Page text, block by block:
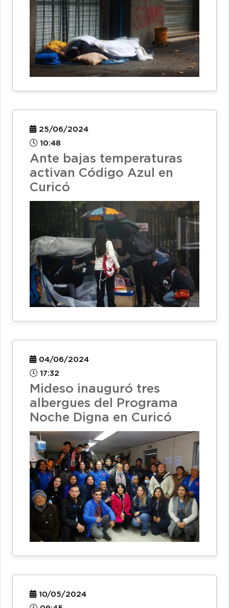
25/06/2024
10:48
Ante bajas temperaturas
activan Código Azul en
Curicó
04/06/2024
17:32
Mideso inauguró tres
albergues del Programa
Noche Digna en Curicó
10/05/2024